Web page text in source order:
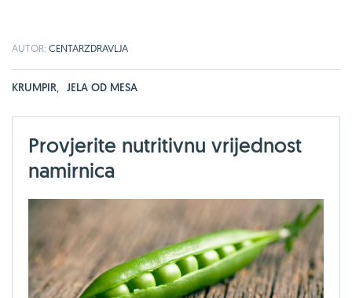
AUTOR: CENTARZDRAVLJA
KRUMPIR, JELA OD MESA
Provjerite nutritivnu vrijednost
namirnica